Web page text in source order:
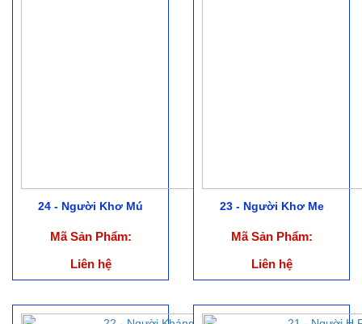
24 - Người Khơ Mú
Mã Sản Phẩm:
Liên hệ
23 - Người Khơ Me
Mã Sản Phẩm:
Liên hệ